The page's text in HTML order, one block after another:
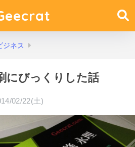
ジネス
にびっくりした話
02/22(土)